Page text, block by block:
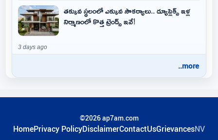
తక్కువ స్థలంలో ఎక్కువ సౌకర్యాలు.. డ్యూప్లెక్స్ ఇళ్ల
నిర్మాణంలో కొత్త ట్రెండ్స్ ఇవే!
3 days ago
..more
©2026 ap7am.com
HomePrivacy PolicyDisclaimerContactUsGrievancesNV